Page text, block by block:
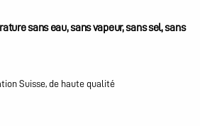
sans eau, sans vapeur, sans sel, sans
Suisse, de haute qualité